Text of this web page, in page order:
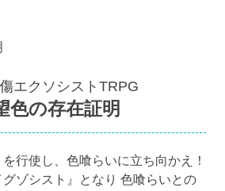
エクソシストTRPG
色の存在証明
行使し、色喰らいに立ち向かえ！
ゾシスト』となり 色喰らいとの